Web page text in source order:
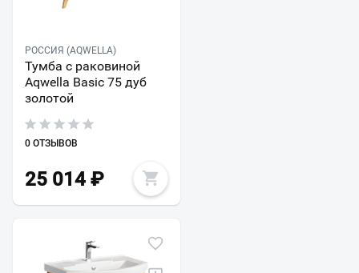
РОССИЯ (AQWELLA)
Тумба с раковиной
Aqwella Basic 75 дуб
золотой
0 ОТЗЫВОВ
25 014 ₽